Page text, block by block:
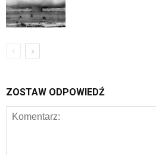
ZOSTAW ODPOWIEDŹ